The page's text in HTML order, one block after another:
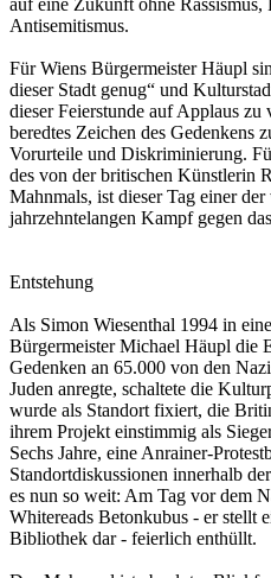
Antisemitismus.
Für Wiens Bürgermeister Häupl
dieser Stadt genug“ und
dieser Feierstunde auf Applaus zu
beredtes Zeichen des Gedenkens
Vorurteile und Diskriminierung.
des von der britischen Künstlerin
Mahnmals, ist dieser Tag einer
jahrzehntelangen Kampf gegen
Entstehung
Als Simon Wiesenthal 1994 in
Bürgermeister Michael Häupl die
Gedenken an 65.000 von den
Juden anregte, schaltete die
wurde als Standort fixiert, die
ihrem Projekt einstimmig als
Sechs Jahre, eine Anrainer-
Standortdiskussionen innerhalb
es nun so weit: Am Tag vor dem
Whitereads Betonkubus - er stellt
Bibliothek dar - feierlich enthüllt.